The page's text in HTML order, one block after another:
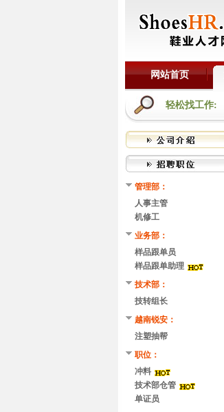
网站首页
轻松找工作:
管理部：
人事主管
机修工
业务部：
样品跟单员
样品跟单助理
技术部：
技转组长
越南锐安：
注塑抽帮
职位：
冲料
技术部仓管
单证员